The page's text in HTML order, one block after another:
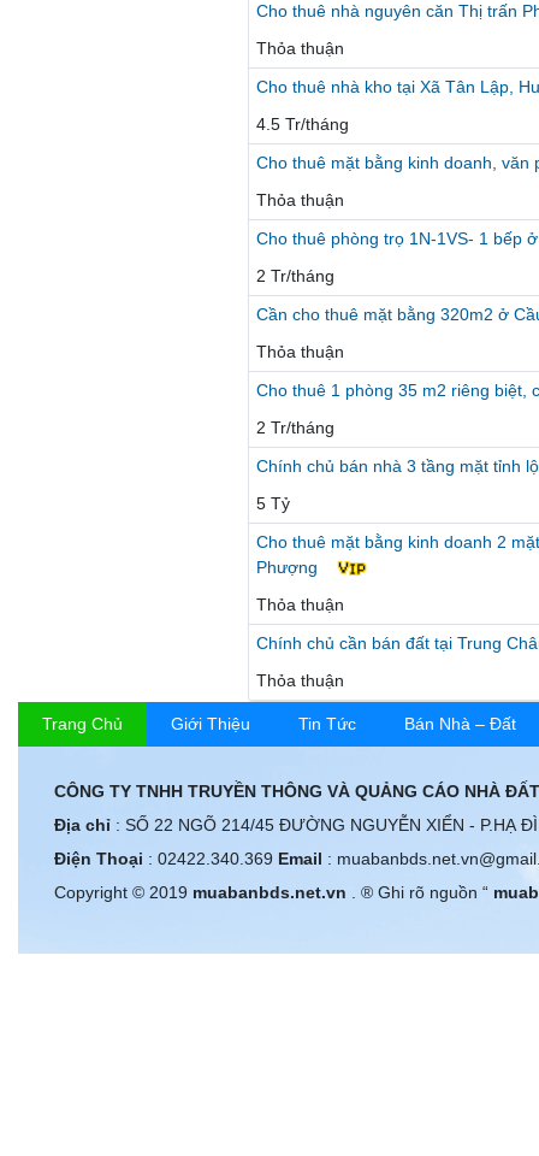
Cho thuê nhà nguyên căn Thị trấn
Thỏa thuận
Cho thuê nhà kho tại Xã Tân Lập,
4.5 Tr/tháng
Cho thuê mặt bằng kinh doanh,
Thỏa thuận
Cho thuê phòng trọ 1N-1VS- 1 bếp
2 Tr/tháng
Cần cho thuê mặt bằng 320m2 ở
Thỏa thuận
Cho thuê 1 phòng 35 m2 riêng biệt,
2 Tr/tháng
Chính chủ bán nhà 3 tầng mặt tỉnh
5 Tỷ
Cho thuê mặt bằng kinh doanh 2
Phượng
Thỏa thuận
Chính chủ cần bán đất tại Trung
Thỏa thuận
Trang Chủ Giới Thiệu Tin Tức Bán Nhà – Đất
CÔNG TY TNHH TRUYỀN THÔNG VÀ QUẢNG CÁO NHÀ
Địa chỉ : SỐ 22 NGÕ 214/45 ĐƯỜNG NGUYỄN XIỂN - P.HẠ
Điện Thoại : 02422.340.369 Email :
Copyright © 2019 muabanbds.net.vn . ® Ghi rõ nguồn “